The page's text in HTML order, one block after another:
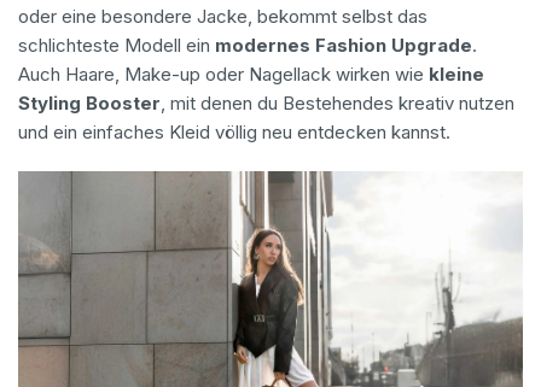
oder eine besondere Jacke, bekommt selbst das
schlichteste Modell ein modernes Fashion Upgrade.
Auch Haare, Make-up oder Nagellack wirken wie kleine
Styling Booster, mit denen du Bestehendes kreativ nutzen
und ein einfaches Kleid völlig neu entdecken kannst.